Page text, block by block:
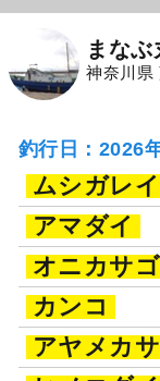
まなぶ
神奈川県
釣行日：2026
ムシガレイ
アマダイ
オニカサゴ
カンコ
アヤメカ